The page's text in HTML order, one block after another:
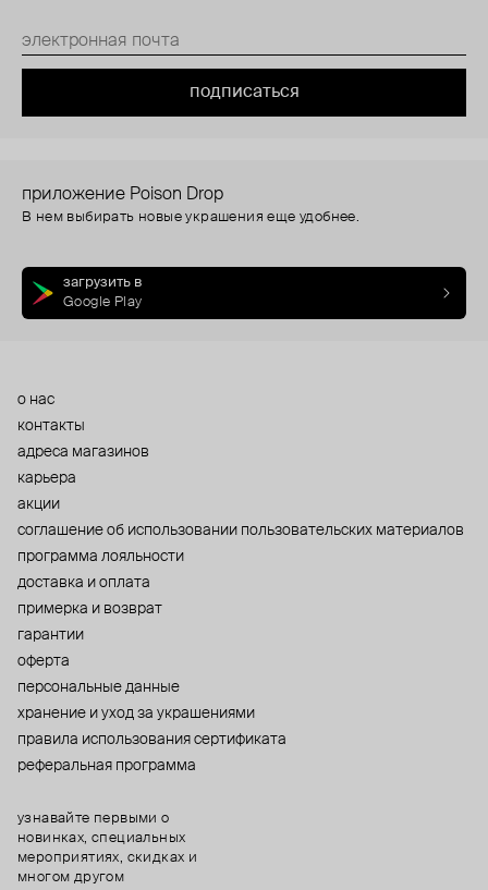
подписаться
приложение Poison Drop
В нем выбирать новые украшения еще удобнее.
загрузить в
Google Play
о нас
контакты
адреса магазинов
карьера
акции
cоглашение об использовании пользовательских материалов
программа лояльности
доставка и оплата
примерка и возврат
гарантии
оферта
персональные данные
хранение и уход за украшениями
правила использования сертификата
реферальная программа
узнавайте первыми о
новинках, специальных
мероприятиях, скидках и
многом другом